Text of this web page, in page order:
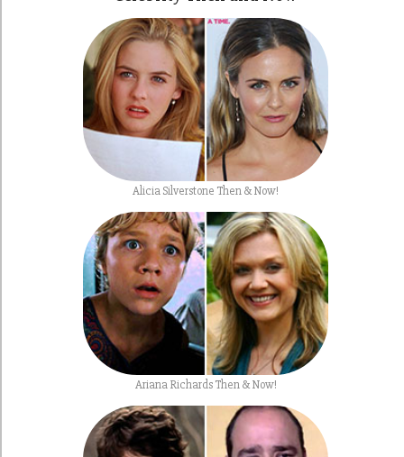
Alicia Silverstone Then & Now!
Ariana Richards Then & Now!